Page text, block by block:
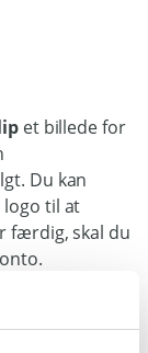
et billede for
Du kan
til at
færdig, skal du